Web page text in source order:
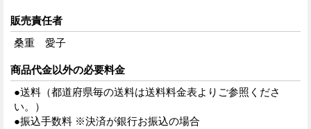
販売責任者
桑重 愛子
商品代金以外の必要料金
●送料（都道府県毎の送料は送料料金表よりご参照くださ
い。）
●振込手数料 ※決済が銀行お振込の場合